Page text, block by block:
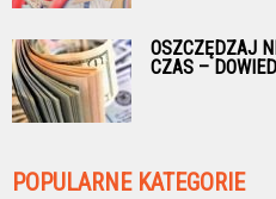
OSZCZĘDZAJ
CZAS –
POPULARNE KATEGORIE